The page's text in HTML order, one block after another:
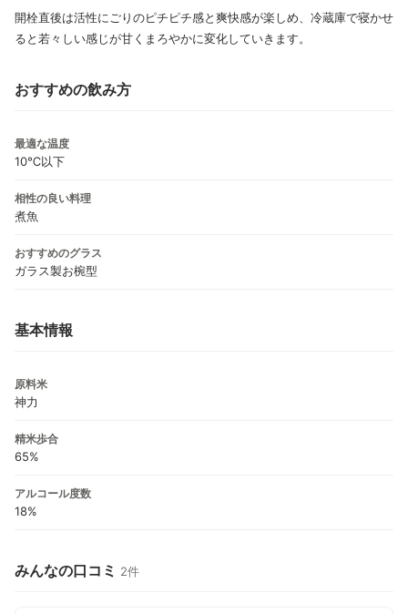
開栓直後は活性にごりのピチピチ感と爽快感が楽しめ、冷蔵庫で寝かせ
ると若々しい感じが甘くまろやかに変化していきます。
おすすめの飲み方
最適な温度
10℃以下
相性の良い料理
煮魚
おすすめのグラス
ガラス製お椀型
基本情報
原料米
神力
精米歩合
65%
アルコール度数
18%
みんなの口コミ 2件